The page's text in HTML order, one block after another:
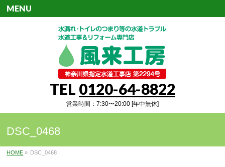
TEL 0120-64-8822
営業時間：7:30〜20:00 [年中無休]
MENU
DSC_0468
HOME » DSC_0468